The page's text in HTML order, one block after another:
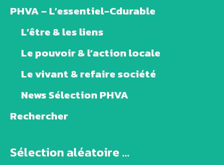
PHVA – L’essentiel-Cdurable
L’être & les liens
Le pouvoir & l’action locale
Le vivant & refaire société
News Sélection PHVA
Rechercher
Sélection aléatoire ...